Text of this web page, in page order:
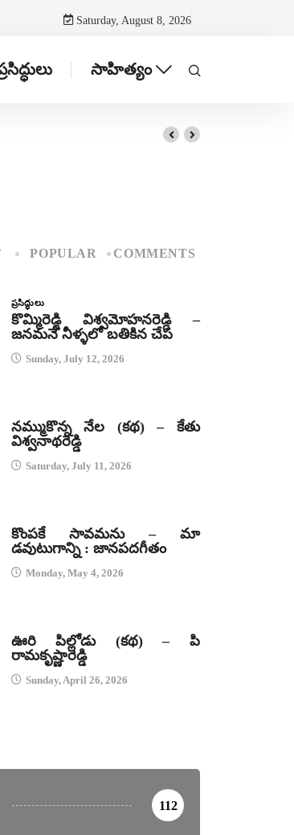
Saturday, August 8, 2026
సాహిత్యం
POPULAR COMMENTS
ప్రసిద్ధులు
కొమ్మిరెడ్డి విశ్వమోహనరెడ్డి –
జనమనే నీళ్ళలో బతికిన చేప
Sunday, July 12, 2026
నమ్ముకొన్న నేల (కథ) – కేతు
విశ్వనాథరెడ్డి
Saturday, July 11, 2026
కొంపకే సావమను – మా
డవుటుగాన్ని : జానపదగీతం
Monday, May 4, 2026
ఊరి పిల్లోడు (కథ) – పి
రామకృష్ణారెడ్డి
Sunday, April 26, 2026
112